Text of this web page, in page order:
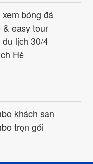
xem bóng đá
& easy tour
du lịch 30/4
Hè
khách sạn
trọn gói